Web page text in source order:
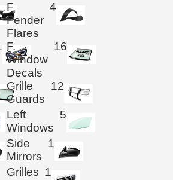
F.
Fender
Flares
4
F.
Window
Decals
16
Grille
Guards
12
Left
Windows
5
Side
Mirrors
1
Grilles 1